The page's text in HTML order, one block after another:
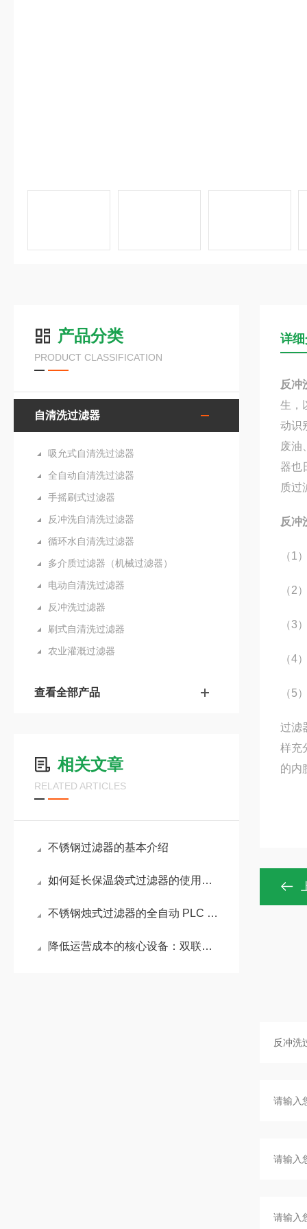
产品分类
PRODUCT CLASSIFICATION
自清洗过滤器
吸允式自清洗过滤器
全自动自清洗过滤器
手摇刷式过滤器
反冲洗自清洗过滤器
循环水自清洗过滤器
多介质过滤器（机械过滤器）
电动自清洗过滤器
反冲洗过滤器
刷式自清洗过滤器
农业灌溉过滤器
查看全部产品
相关文章
RELATED ARTICLES
不锈钢过滤器的基本介绍
如何延长保温袋式过滤器的使用寿命？
不锈钢烛式过滤器的全自动 PLC 控制系统配置方案
降低运营成本的核心设备：双联袋式过滤器应用详解
详
反冲
生，
动识
废油
器也
质过
反冲
（1
（2
（3
（4
（5
过滤
样充
的内